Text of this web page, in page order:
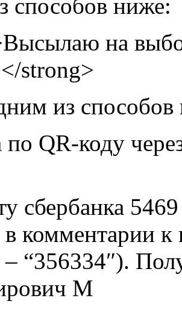
способов ниже:
на
strong>
из
по QR-коду
сбербанка
комментарии к
“356334″).
М